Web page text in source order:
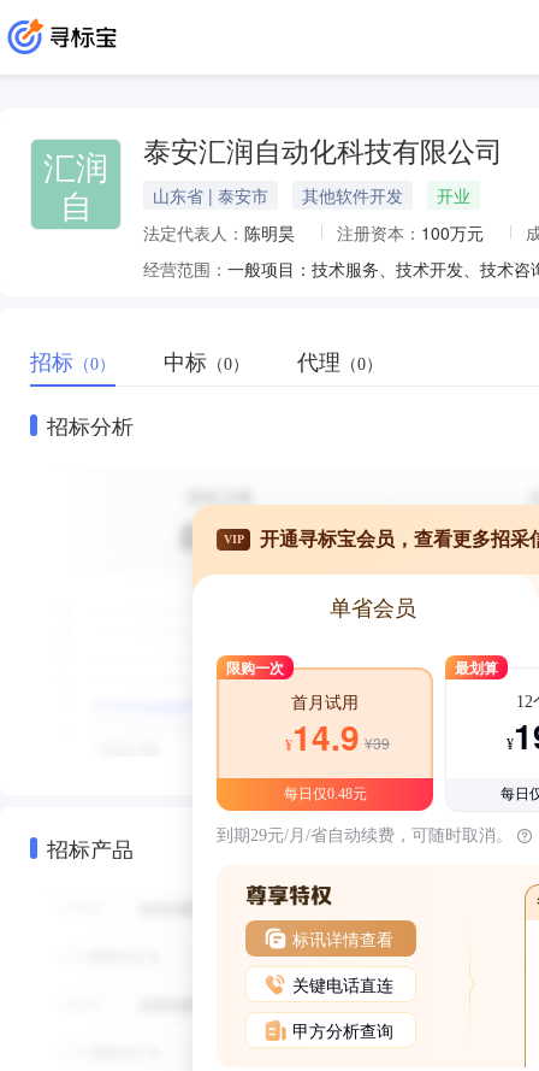
汇润
自
泰安汇润自动化科技有限公司
山东省 | 泰安市 其他软件开发
开业
法定代表人： 陈明昊 注册资本： 100万元
经营范围：
招标 （0） 中标 （0） 代理 （0）
招标分析
招标产品
VIP 开通寻标宝会员，查看更多招采
单省会员
限购一次
首月试用
¥14.9 ¥39
每日仅0.48元
最划算
12
¥
每日
到期29元/月/省自动续费，可随时取消。
标讯详情查看
关键电话直连
甲方分析查询